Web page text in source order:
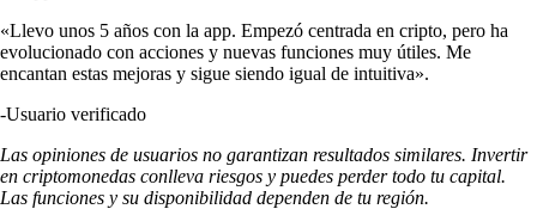
«Llevo unos 5 años con la app. Empezó centrada en cripto, pero ha
evolucionado con acciones y nuevas funciones muy útiles. Me
encantan estas mejoras y sigue siendo igual de intuitiva».
-Usuario verificado
Las opiniones de usuarios no garantizan resultados similares. Invertir
en criptomonedas conlleva riesgos y puedes perder todo tu capital.
Las funciones y su disponibilidad dependen de tu región.